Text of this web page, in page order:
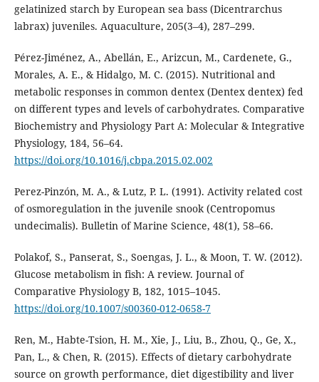
gelatinized starch by European sea bass (Dicentrarchus
labrax) juveniles. Aquaculture, 205(3–4), 287–299.
Pérez-Jiménez, A., Abellán, E., Arizcun, M., Cardenete, G.,
Morales, A. E., & Hidalgo, M. C. (2015). Nutritional and
metabolic responses in common dentex (Dentex dentex) fed
on different types and levels of carbohydrates. Comparative
Biochemistry and Physiology Part A: Molecular & Integrative
Physiology, 184, 56–64.
https://doi.org/10.1016/j.cbpa.2015.02.002
Perez-Pinzón, M. A., & Lutz, P. L. (1991). Activity related cost
of osmoregulation in the juvenile snook (Centropomus
undecimalis). Bulletin of Marine Science, 48(1), 58–66.
Polakof, S., Panserat, S., Soengas, J. L., & Moon, T. W. (2012).
Glucose metabolism in fish: A review. Journal of
Comparative Physiology B, 182, 1015–1045.
https://doi.org/10.1007/s00360-012-0658-7
Ren, M., Habte-Tsion, H. M., Xie, J., Liu, B., Zhou, Q., Ge, X.,
Pan, L., & Chen, R. (2015). Effects of dietary carbohydrate
source on growth performance, diet digestibility and liver